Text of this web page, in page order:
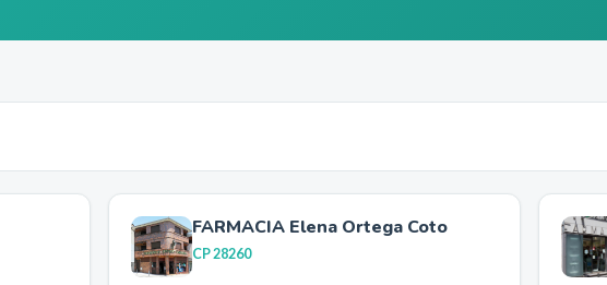
FARMACIA Elena Ortega Coto
CP28260